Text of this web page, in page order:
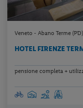
Veneto - Abano Terme (PD)
HOTEL FIRENZE
pensione completa +